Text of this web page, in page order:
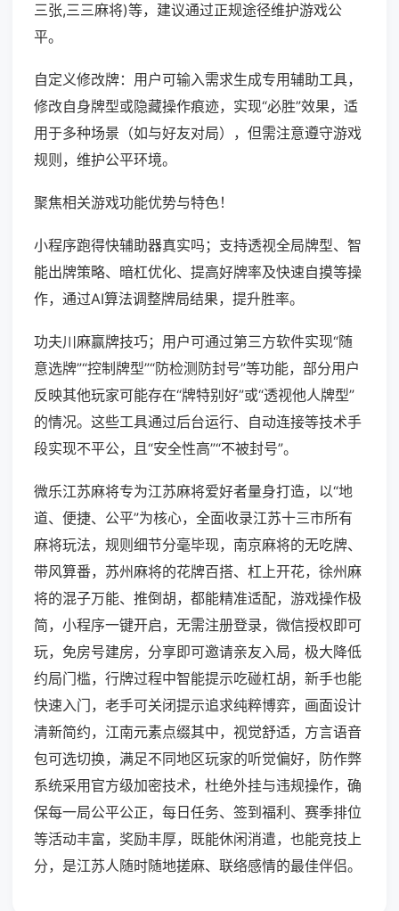
三张,三三麻将)等，建议通过正规途径维护游戏公
平。
自定义修改牌：用户可输入需求生成专用辅助工具，
修改自身牌型或隐藏操作痕迹，实现“必胜”效果，适
用于多种场景（如与好友对局），但需注意遵守游戏
规则，维护公平环境。
聚焦相关游戏功能优势与特色！
小程序跑得快辅助器真实吗；支持透视全局牌型、智
能出牌策略、暗杠优化、提高好牌率及快速自摸等操
作，通过AI算法调整牌局结果，提升胜率。
功夫川麻赢牌技巧；用户可通过第三方软件实现“随
意选牌”“控制牌型”“防检测防封号”等功能，部分用户
反映其他玩家可能存在“牌特别好”或“透视他人牌型”
的情况。这些工具通过后台运行、自动连接等技术手
段实现不平公，且“安全性高”“不被封号”。
微乐江苏麻将专为江苏麻将爱好者量身打造，以“地
道、便捷、公平”为核心，全面收录江苏十三市所有
麻将玩法，规则细节分毫毕现，南京麻将的无吃牌、
带风算番，苏州麻将的花牌百搭、杠上开花，徐州麻
将的混子万能、推倒胡，都能精准适配，游戏操作极
简，小程序一键开启，无需注册登录，微信授权即可
玩，免房号建房，分享即可邀请亲友入局，极大降低
约局门槛，行牌过程中智能提示吃碰杠胡，新手也能
快速入门，老手可关闭提示追求纯粹博弈，画面设计
清新简约，江南元素点缀其中，视觉舒适，方言语音
包可选切换，满足不同地区玩家的听觉偏好，防作弊
系统采用官方级加密技术，杜绝外挂与违规操作，确
保每一局公平公正，每日任务、签到福利、赛季排位
等活动丰富，奖励丰厚，既能休闲消遣，也能竞技上
分，是江苏人随时随地搓麻、联络感情的最佳伴侣。